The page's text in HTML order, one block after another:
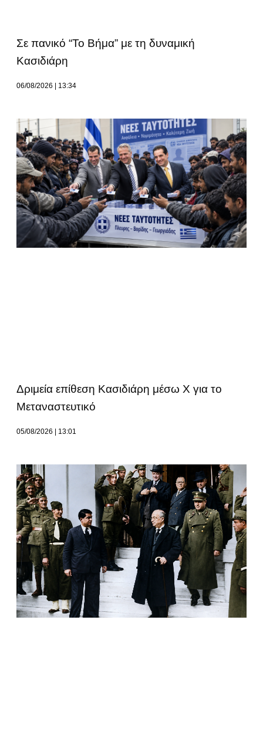
Σε πανικό “Το Βήμα” με τη δυναμική
Κασιδιάρη
06/08/2026 13:34
Δριμεία επίθεση Κασιδιάρη μέσω Χ για το
Μεταναστευτικό
05/08/2026 13:01